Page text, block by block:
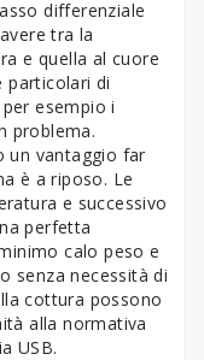
differenziale
tra la
e quella al cuore
particolari di
esempio i
problema.
un vantaggio far
è a riposo. Le
e successivo
perfetta
calo peso e
senza necessità di
cottura possono
alla normativa
USB.